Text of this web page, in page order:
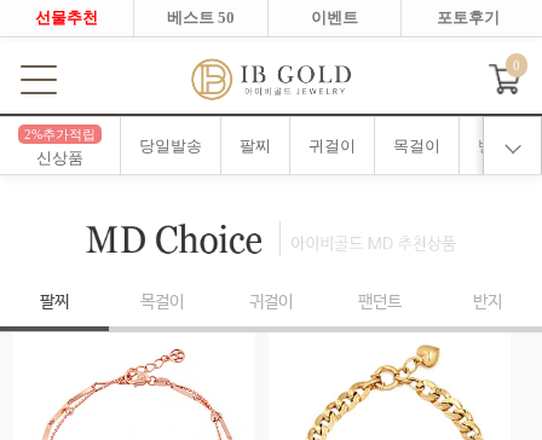
선물추천 베스트 50 이벤트 포토후기
0
2%추가적립
신상품
당일발송 팔찌 귀걸이 목걸이 반지
팔찌 목걸이 귀걸이 팬던트 반지